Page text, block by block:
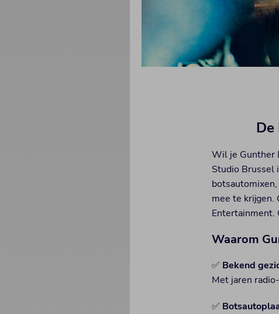
De
Wil je Gunther
Studio Brussel
mee te krijgen.
Entertainment.
Waarom
✅ Bekend
Met jaren
✅